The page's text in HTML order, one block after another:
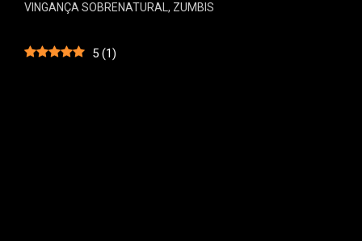
VINGANÇA SOBRENATURAL , ZUMBIS
5 (1)